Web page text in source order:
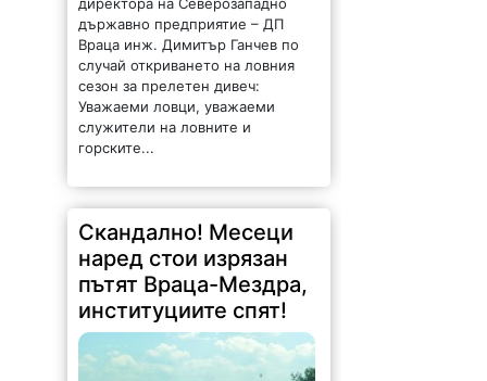
държавно предприятие – ДП
Враца инж. Димитър Ганчев по
случай откриването на ловния
сезон за прелетен дивеч:
Уважаеми ловци, уважаеми
служители на ловните и
горските...
Скандално! Месеци
наред стои изрязан
пътят Враца-Мездра,
институциите спят!